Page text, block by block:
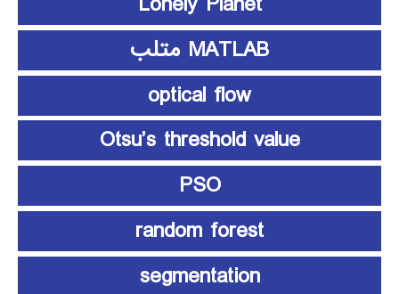
MATLAB متلب
optical flow
Otsu’s threshold value
PSO
random forest
segmentation